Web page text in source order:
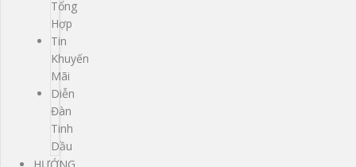
Tổng
Hợp
Tin
Khuyến
Mãi
Diễn
Đàn
Tinh
Dầu